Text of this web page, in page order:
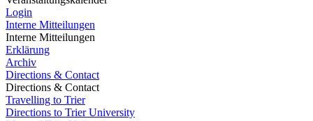
Login
Interne Mitteilungen
Interne Mitteilungen
Erklärung
Archiv
Directions & Contact
Directions & Contact
Travelling to Trier
Directions to Trier University